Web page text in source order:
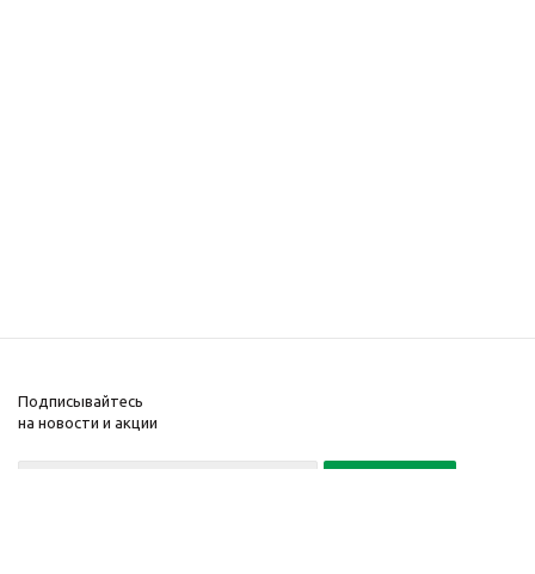
Подписывайтесь
на новости и акции